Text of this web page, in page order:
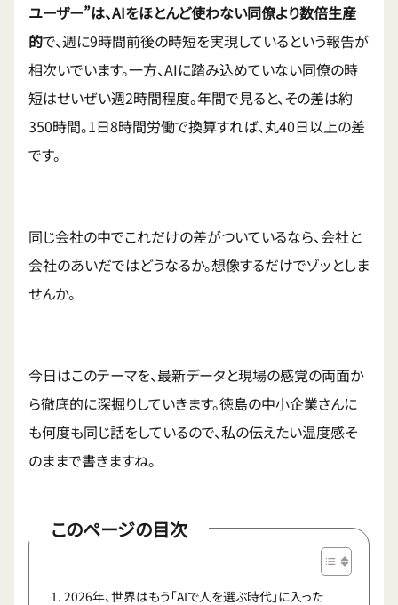
ユーザー”は、AIをほとんど使わない同僚より数倍生産
的で、週に9時間前後の時短を実現しているという報告が
相次いでいます。一方、AIに踏み込めていない同僚の時
短はせいぜい週2時間程度。年間で見ると、その差は約
350時間。1日8時間労働で換算すれば、丸40日以上の差
です。
同じ会社の中でこれだけの差がついているなら、会社と
会社のあいだではどうなるか。想像するだけでゾッとしま
せんか。
今日はこのテーマを、最新データと現場の感覚の両面か
ら徹底的に深掘りしていきます。徳島の中小企業さんに
も何度も同じ話をしているので、私の伝えたい温度感そ
のままで書きますね。
このページの目次
2026年、世界はもう「AIで人を選ぶ時代」に入った